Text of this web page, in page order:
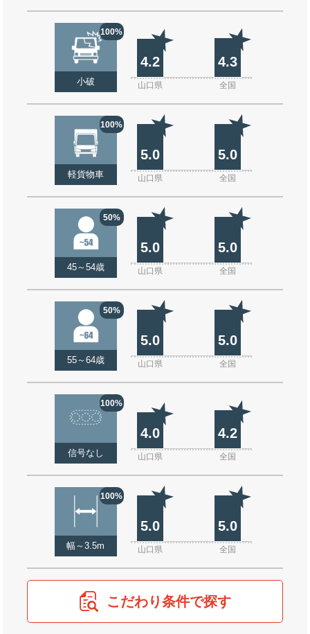
100%
小破
4.2 4.3
山口県 全国
100%
軽貨物車
5.0 5.0
山口県 全国
50%
45～54歳
5.0 5.0
山口県 全国
50%
55～64歳
5.0 5.0
山口県 全国
100%
信号なし
4.0 4.2
山口県 全国
100%
幅～3.5m
5.0 5.0
山口県 全国
こだわり条件で探す